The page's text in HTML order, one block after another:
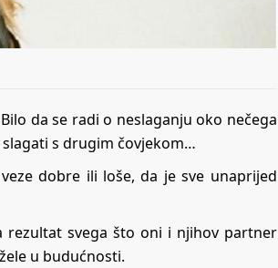
da se radi o neslaganju oko nečega
slagati s drugim čovjekom…
dobre ili loše, da je sve unaprijed
rezultat svega što oni i njihov partner
u budućnosti.